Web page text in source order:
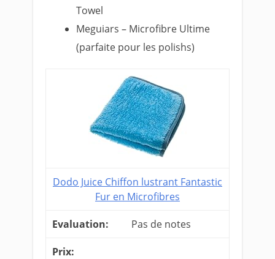
Towel
Meguiars – Microfibre Ultime
(parfaite pour les polishs)
Dodo Juice Chiffon lustrant Fantastic
Fur en Microfibres
Pas de notes